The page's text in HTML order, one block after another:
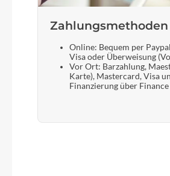
Zahlungsmethoden
Online: Bequem per
Visa oder Überweisung
Vor Ort: Barzahlung,
Karte), Mastercard, Visa
Finanzierung über Finance